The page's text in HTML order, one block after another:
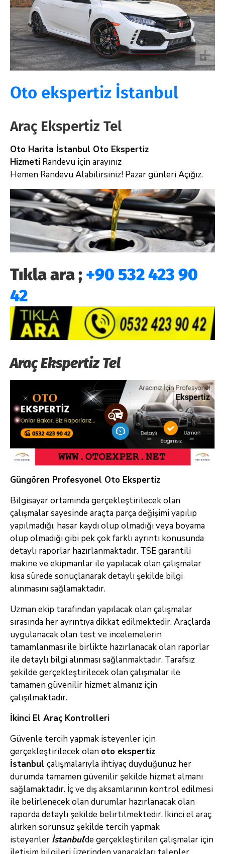
Oto ekspertiz İstanbul
Araç Ekspertiz Tel
Oto Harita İstanbul Oto Ekspertiz
Hizmeti Randevu için arayınız
Hemen Randevu Alabilirsiniz! Pazar günleri Açığız.
Tıkla ara ; +90 532 423 90
42
Araç Ekspertiz Tel
Güngören Profesyonel Oto Ekspertiz
Bilgisayar ortamında gerçekleştirilecek olan
çalışmalar sayesinde araçta parça değişimi yapılıp
yapılmadığı, hasar kaydı olup olmadığı veya boyama
olup olmadığı gibi pek çok farklı ayrıntı konusunda
detaylı raporlar hazırlanmaktadır. TSE garantili
makine ve ekipmanlar ile yapılacak olan çalışmalar
kısa sürede sonuçlanarak detaylı şekilde bilgi
alınmasını sağlamaktadır.
Uzman ekip tarafından yapılacak olan çalışmalar
sırasında her ayrıntıya dikkat edilmektedir. Araçlarda
uygulanacak olan test ve incelemelerin
tamamlanması ile birlikte hazırlanacak olan raporlar
ile detaylı bilgi alınması sağlanmaktadır. Tarafsız
şekilde gerçekleştirilecek olan çalışmalar ile
tamamen güvenilir hizmet almanız için
çalışılmaktadır.
İkinci El Araç Kontrolleri
Güvenle tercih yapmak isteyenler için
gerçekleştirilecek olan oto ekspertiz
İstanbul çalışmalarıyla ihtiyaç duyduğunuz her
durumda tamamen güvenilir şekilde hizmet almanı
sağlamaktadır. İç ve dış aksamlarının kontrol edilmesi
ile belirlenecek olan durumlar hazırlanacak olan
raporda detaylı şekilde belirtilmektedir. İkinci el araç
alırken sorunsuz şekilde tercih yapmak
isteyenler İstanbul’de gerçekleştirilen çalışmalar için